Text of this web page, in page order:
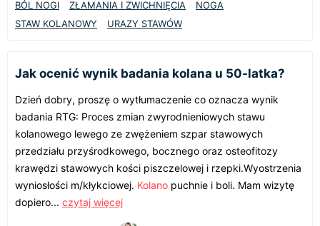
BÓL NOGI ZŁAMANIA I ZWICHNIĘCIA
NOGA
STAW KOLANOWY
URAZY STAWÓW
Jak ocenić wynik badania kolana u 50-latka?
Dzień dobry, proszę o wytłumaczenie co oznacza wynik
badania RTG: Proces zmian zwyrodnieniowych stawu
kolanowego lewego ze zwężeniem szpar stawowych
przedziału przyśrodkowego, bocznego oraz osteofitozy
krawędzi stawowych kości piszczelowej i rzepki.Wyostrzenia
wyniosłości m/kłykciowej. Kolano puchnie i boli. Mam wizytę
dopiero... czytaj więcej